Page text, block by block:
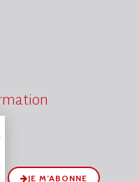
JE M’ABONNE